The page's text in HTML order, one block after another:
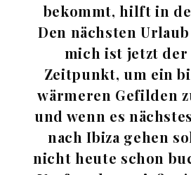
bekommt, hilft in
Den nächsten
mich ist jetzt
Zeitpunkt, um ein
wärmeren Gefilden
und wenn es
nach Ibiza gehen
nicht heute schon